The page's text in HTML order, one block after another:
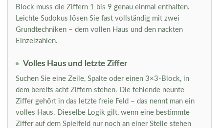
Block muss die Ziffern 1 bis 9 genau einmal enthalten.
Leichte Sudokus lösen Sie fast vollständig mit zwei
Grundtechniken – dem vollen Haus und den nackten
Einzelzahlen.
Volles Haus und letzte Ziffer
Suchen Sie eine Zeile, Spalte oder einen 3×3-Block, in
dem bereits acht Ziffern stehen. Die fehlende neunte
Ziffer gehört in das letzte freie Feld – das nennt man ein
volles Haus. Dieselbe Logik gilt, wenn eine bestimmte
Ziffer auf dem Spielfeld nur noch an einer Stelle stehen